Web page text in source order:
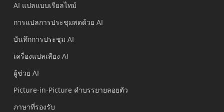
AI แปลแบบเรียลไทม์
การแปลการประชุมสดด้วย AI
บันทึกการประชุม AI
เครื่องแปลเสียง AI
ผู้ช่วย AI
Picture-in-Picture คำบรรยายลอยตัว
ภาษาที่รองรับ